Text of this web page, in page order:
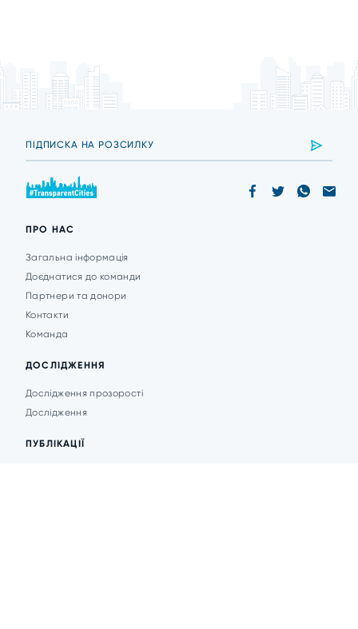
ПРО НАС
Загальна інформація
Доєднатися до команди
Партнери та донори
Контакти
Команда
ДОСЛІДЖЕННЯ
Дослідження прозорості
Дослідження
ПУБЛІКАЦІЇ